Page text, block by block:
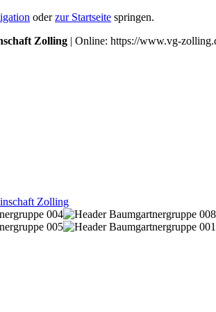
oderzur Startseite springen.
Zolling | Online: https://www.vg-